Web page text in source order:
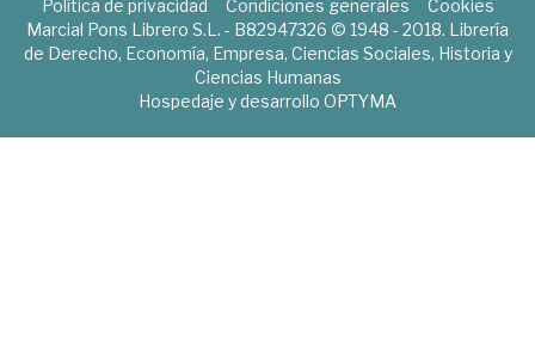
Política de privacidad Condiciones generales
Cookies
Marcial Pons Librero S.L. - B82947326 © 1948 - 2018. Librería
de Derecho, Economía, Empresa, Ciencias Sociales, Historia y
Ciencias Humanas
Hospedaje y desarrollo OPTYMA